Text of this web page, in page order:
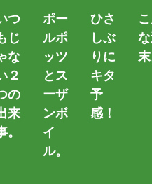
つ
じ
な
２
の
来
。
ポー
ルポ
ッツ
とス
ーザ
ンボ
イ
ル。
ひさ
しぶ
りに
キタ
予
感！
末